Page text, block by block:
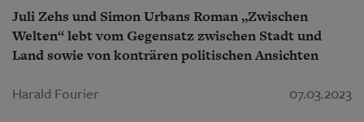
Juli Zehs und Simon Urbans Roman „Zwischen
Welten“ lebt vom Gegensatz zwischen Stadt und
Land sowie von konträren politischen Ansichten
Harald Fourier 07.03.2023